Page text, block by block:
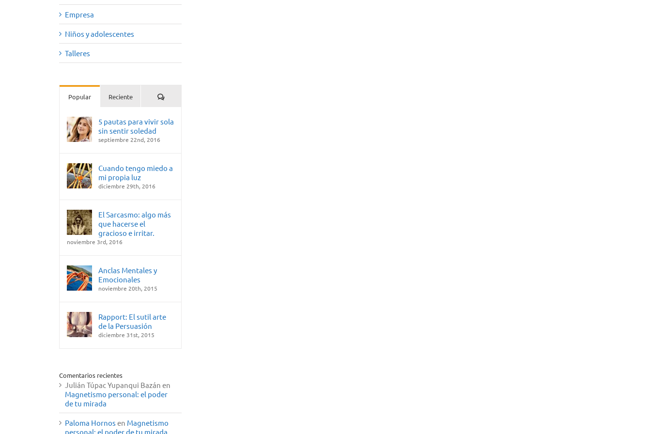
Empresa
Niños y adolescentes
Talleres
Popular Reciente Comentarios
5 pautas para vivir sola
sin sentir soledad
septiembre 22nd, 2016
Cuando tengo miedo a
mi propia luz
diciembre 29th, 2016
El Sarcasmo: algo más
que hacerse el
gracioso e irritar.
noviembre 3rd, 2016
Anclas Mentales y
Emocionales
noviembre 20th, 2015
Rapport: El sutil arte
de la Persuasión
diciembre 31st, 2015
Comentarios recientes
Julián Túpac Yupanqui Bazán en
Magnetismo personal: el poder
de tu mirada
Paloma Hornos en Magnetismo
personal: el poder de tu mirada